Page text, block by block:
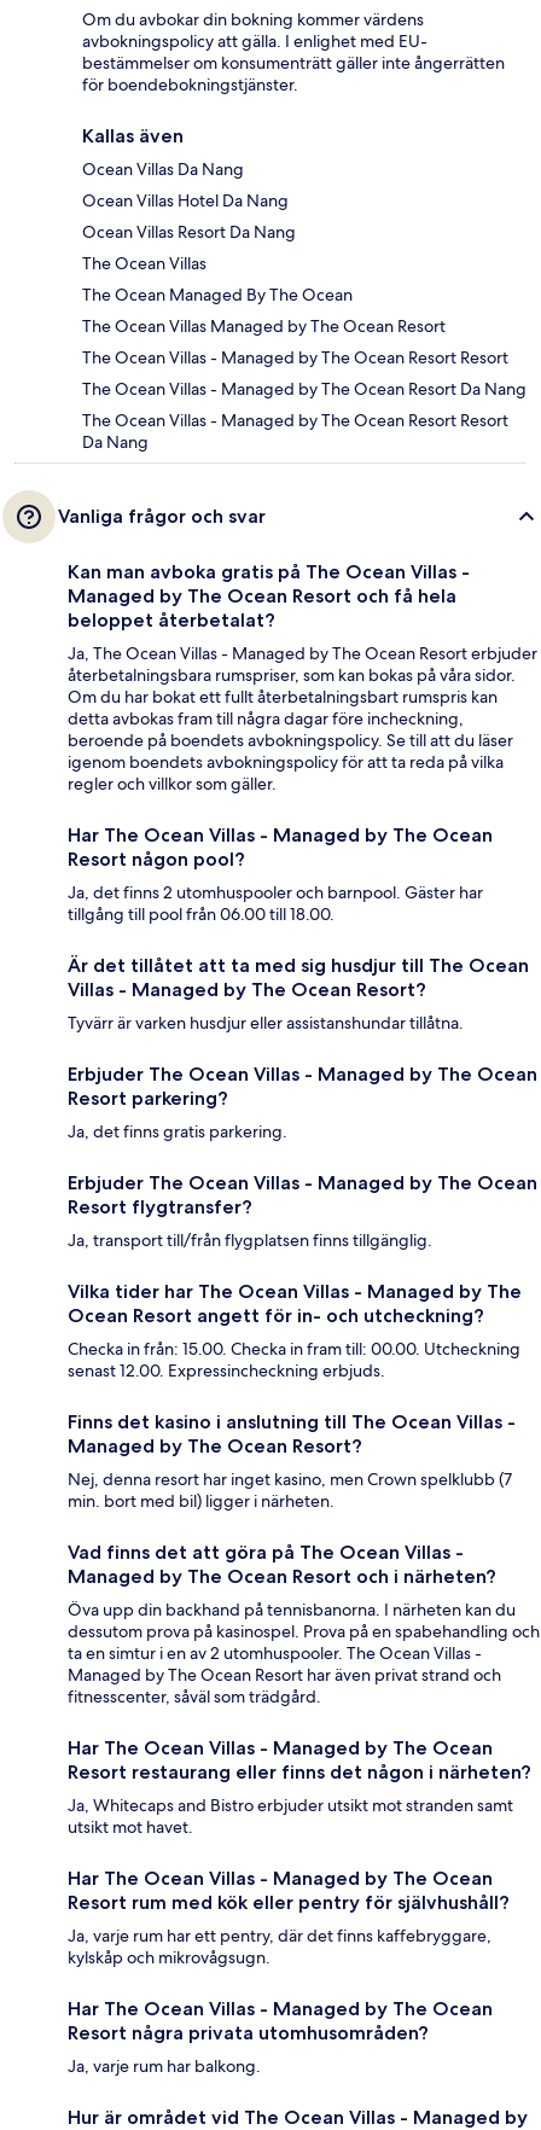
Om du avbokar din bokning kommer värdens
avbokningspolicy att gälla. I enlighet med EU-
bestämmelser om konsumenträtt gäller inte ångerrätten
för boendebokningstjänster.
Kallas även
Ocean Villas Da Nang
Ocean Villas Hotel Da Nang
Ocean Villas Resort Da Nang
The Ocean Villas
The Ocean Managed By The Ocean
The Ocean Villas Managed by The Ocean Resort
The Ocean Villas - Managed by The Ocean Resort Resort
The Ocean Villas - Managed by The Ocean Resort Da Nang
The Ocean Villas - Managed by The Ocean Resort Resort
Da Nang
Vanliga frågor och svar
Kan man avboka gratis på The Ocean Villas -
Managed by The Ocean Resort och få hela
beloppet återbetalat?
Ja, The Ocean Villas - Managed by The Ocean Resort erbjuder
återbetalningsbara rumspriser, som kan bokas på våra sidor.
Om du har bokat ett fullt återbetalningsbart rumspris kan
detta avbokas fram till några dagar före incheckning,
beroende på boendets avbokningspolicy. Se till att du läser
igenom boendets avbokningspolicy för att ta reda på vilka
regler och villkor som gäller.
Har The Ocean Villas - Managed by The Ocean
Resort någon pool?
Ja, det finns 2 utomhuspooler och barnpool. Gäster har
tillgång till pool från 06.00 till 18.00.
Är det tillåtet att ta med sig husdjur till The Ocean
Villas - Managed by The Ocean Resort?
Tyvärr är varken husdjur eller assistanshundar tillåtna.
Erbjuder The Ocean Villas - Managed by The Ocean
Resort parkering?
Ja, det finns gratis parkering.
Erbjuder The Ocean Villas - Managed by The Ocean
Resort flygtransfer?
Ja, transport till/från flygplatsen finns tillgänglig.
Vilka tider har The Ocean Villas - Managed by The
Ocean Resort angett för in- och utcheckning?
Checka in från: 15.00. Checka in fram till: 00.00. Utcheckning
senast 12.00. Expressincheckning erbjuds.
Finns det kasino i anslutning till The Ocean Villas -
Managed by The Ocean Resort?
Nej, denna resort har inget kasino, men Crown spelklubb (7
min. bort med bil) ligger i närheten.
Vad finns det att göra på The Ocean Villas -
Managed by The Ocean Resort och i närheten?
Öva upp din backhand på tennisbanorna. I närheten kan du
dessutom prova på kasinospel. Prova på en spabehandling och
ta en simtur i en av 2 utomhuspooler. The Ocean Villas -
Managed by The Ocean Resort har även privat strand och
fitnesscenter, såväl som trädgård.
Har The Ocean Villas - Managed by The Ocean
Resort restaurang eller finns det någon i närheten?
Ja, Whitecaps and Bistro erbjuder utsikt mot stranden samt
utsikt mot havet.
Har The Ocean Villas - Managed by The Ocean
Resort rum med kök eller pentry för självhushåll?
Ja, varje rum har ett pentry, där det finns kaffebryggare,
kylskåp och mikrovågsugn.
Har The Ocean Villas - Managed by The Ocean
Resort några privata utomhusområden?
Ja, varje rum har balkong.
Hur är området vid The Ocean Villas - Managed by